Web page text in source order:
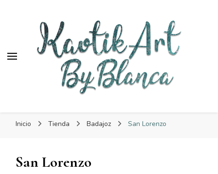
KaotikArt
Inicio Tienda Badajoz San Lorenzo
San Lorenzo